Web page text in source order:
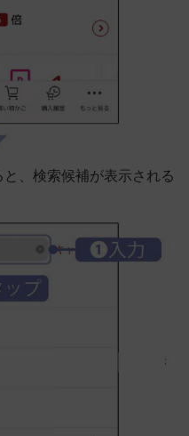
、検索候補が表示される